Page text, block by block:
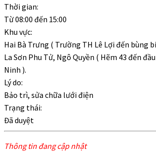
Thời gian:
Từ08:00 đến 15:00
Khu vực:
Hai Bà Trưng ( Trường TH Lê Lợi đến bùng
La Sơn Phu Tử, Ngô Quyền ( Hẽm 43 đến
Ninh ).
Lý do:
Bảo trì, sửa chữa lưới điện
Trạng thái:
Đã duyệt
Thông tin đang cập nhật